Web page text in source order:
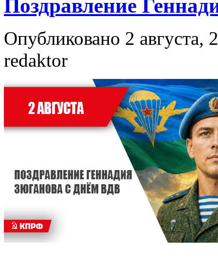
Поздравление
Опубликовано 2 августа,
redaktor